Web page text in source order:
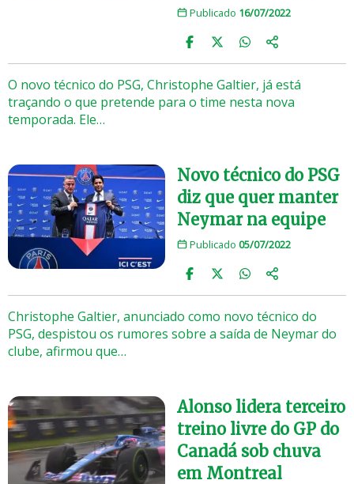
Publicado 16/07/2022
O novo técnico do PSG, Christophe Galtier, já está
traçando o que pretende para o time nesta nova
temporada. Ele…
Novo técnico do PSG
diz que quer manter
Neymar na equipe
Publicado 05/07/2022
Christophe Galtier, anunciado como novo técnico do
PSG, despistou os rumores sobre a saída de Neymar do
clube, afirmou que…
Alonso lidera terceiro
treino livre do GP do
Canadá sob chuva
em Montreal